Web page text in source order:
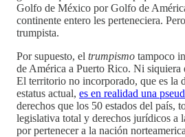
Golfo de México por Golfo de
continente entero les perteneciera.
trumpista.
Por supuesto, el trumpismo tampoco
de América a Puerto Rico. Ni siquiera
El territorio no incorporado, que es la
estatus actual, es en realidad una
derechos que los 50 estados del país,
legislativa total y derechos jurídicos a
por pertenecer a la nación